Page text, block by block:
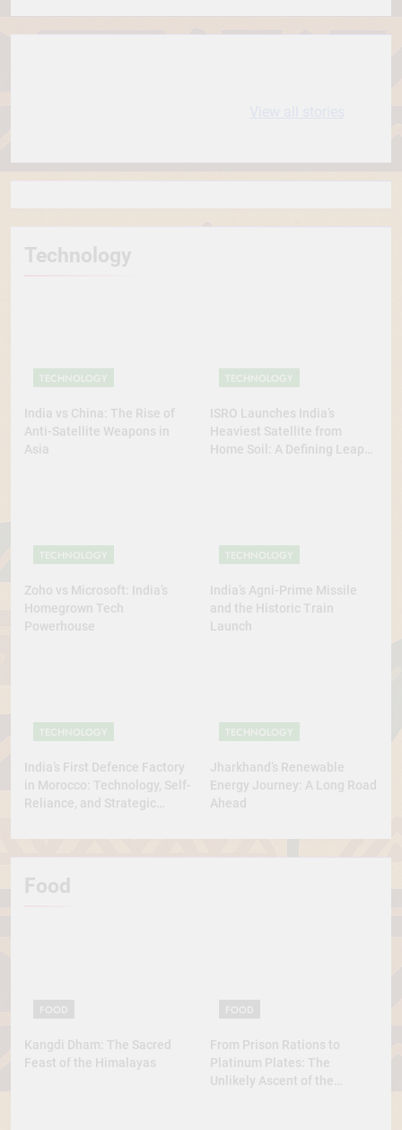
Technology
TECHNOLOGY
India vs China: The Rise of
Anti-Satellite Weapons in
Asia
TECHNOLOGY
ISRO Launches India’s
Heaviest Satellite from
Home Soil: A Defining Leap
TECHNOLOGY
Zoho vs Microsoft: India’s
Homegrown Tech
Powerhouse
TECHNOLOGY
India’s Agni-Prime Missile
and the Historic Train
Launch
TECHNOLOGY
India’s First Defence Factory
in Morocco: Technology, Self-
Reliance, and Strategic
TECHNOLOGY
Jharkhand’s Renewable
Energy Journey: A Long Road
Ahead
Food
Kangdi Dham: The Sacred
Feast of the Himalayas
From Prison Rations to
Platinum Plates: The
Unlikely Ascent of the